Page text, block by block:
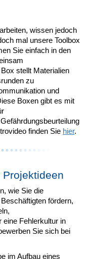
wissen jedoch
mal unsere Toolbox
Sie einfach in den
stellt Materialien
zu
und
Boxen gibt es mit
finden Sie hier.
wie Sie die
fördern,
Fehlerkultur in
Sie sich bei
im Aufbau eines